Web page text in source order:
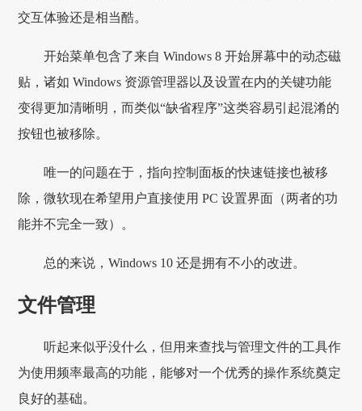
交互体验还是相当酷。
开始菜单包含了来自 Windows 8 开始屏幕中的动态磁
贴，诸如 Windows 资源管理器以及设置在内的关键功能
变得更加清晰明，而类似“缺省程序”这类容易引起混淆的
按钮也被移除。
唯一的问题在于，指向控制面板的快速链接也被移
除，微软现在希望用户直接使用 PC 设置界面（两者的功
能并不完全一致）。
总的来说，Windows 10 还是拥有不小的改进。
文件管理
听起来似乎没什么，但用来查找与管理文件的工具作
为使用频率最高的功能，能够对一个优秀的操作系统奠定
良好的基础。